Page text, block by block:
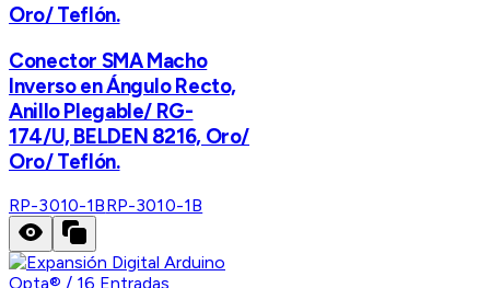
Oro/ Teflón.
Conector SMA Macho
Inverso en Ángulo Recto,
Anillo Plegable/ RG-
174/U, BELDEN 8216, Oro/
Oro/ Teflón.
RP-3010-1BRP-3010-1B